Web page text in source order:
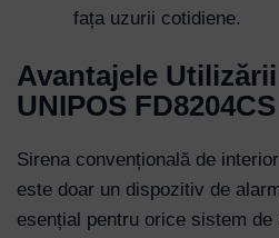
fața uzurii cotidiene.
Avantajele
UNIPOS FD8204CS
Sirena convențională de
este doar un dispozitiv de
esențial pentru orice sistem